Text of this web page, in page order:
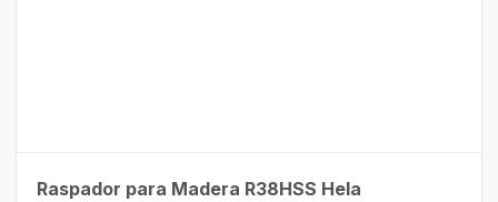
Raspador para Madera R38HSS Hela